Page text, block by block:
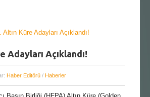
Adayları Açıklandı!
Haber Editörü / Haberler